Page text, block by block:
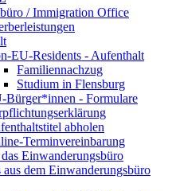
/ Immigration Office
EU-Residents - Aufenthalt
Familiennachzug
Studium in Flensburg
Bürger*innen - Formulare
abholen
Terminvereinbarung
Einwanderungsbüro
dem Einwanderungsbüro